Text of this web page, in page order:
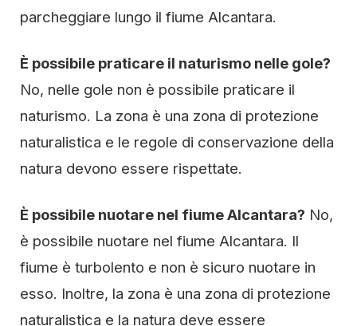
parcheggiare lungo il fiume Alcantara.
È possibile praticare il naturismo nelle gole?
No, nelle gole non è possibile praticare il
naturismo. La zona è una zona di protezione
naturalistica e le regole di conservazione della
natura devono essere rispettate.
È possibile nuotare nel fiume Alcantara? No,
è possibile nuotare nel fiume Alcantara. Il
fiume è turbolento e non è sicuro nuotare in
esso. Inoltre, la zona è una zona di protezione
naturalistica e la natura deve essere